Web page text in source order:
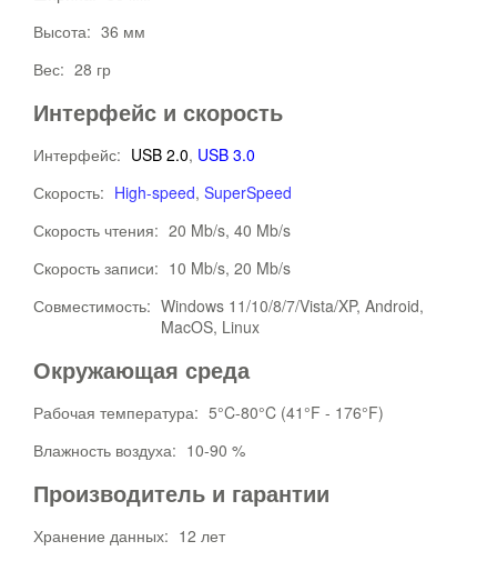
Высота: 36 мм
Вес: 28 гр
Интерфейс и скорость
Интерфейс: USB 2.0, USB 3.0
Скорость: High-speed, SuperSpeed
Скорость чтения: 20 Mb/s, 40 Mb/s
Скорость записи: 10 Mb/s, 20 Mb/s
Совместимость: Windows 11/10/8/7/Vista/XP, Android,
MacOS, Linux
Окружающая среда
Рабочая температура: 5°C-80°C (41°F - 176°F)
Влажность воздуха: 10-90 %
Производитель и гарантии
Хранение данных: 12 лет